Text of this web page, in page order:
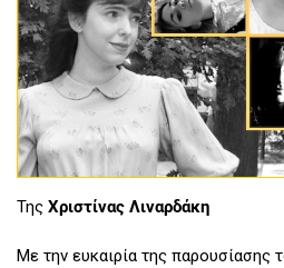
Της Χριστίνας Λιναρδάκη
Με την ευκαιρία της παρουσίασης